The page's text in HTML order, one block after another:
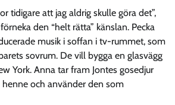
tidigare att jag aldrig skulle göra det”,
den “helt rätta” känslan. Pecka
musik i soffan i tv-rummet, som
sovrum. De vill bygga en glasvägg
York. Anna tar fram Jontes gosedjur
och använder den som